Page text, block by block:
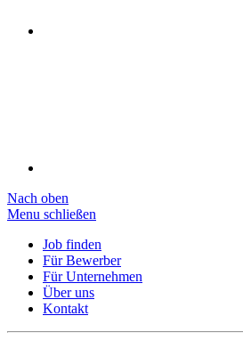
Nach oben
Menu schließen
Job finden
Für Bewerber
Für Unternehmen
Über uns
Kontakt